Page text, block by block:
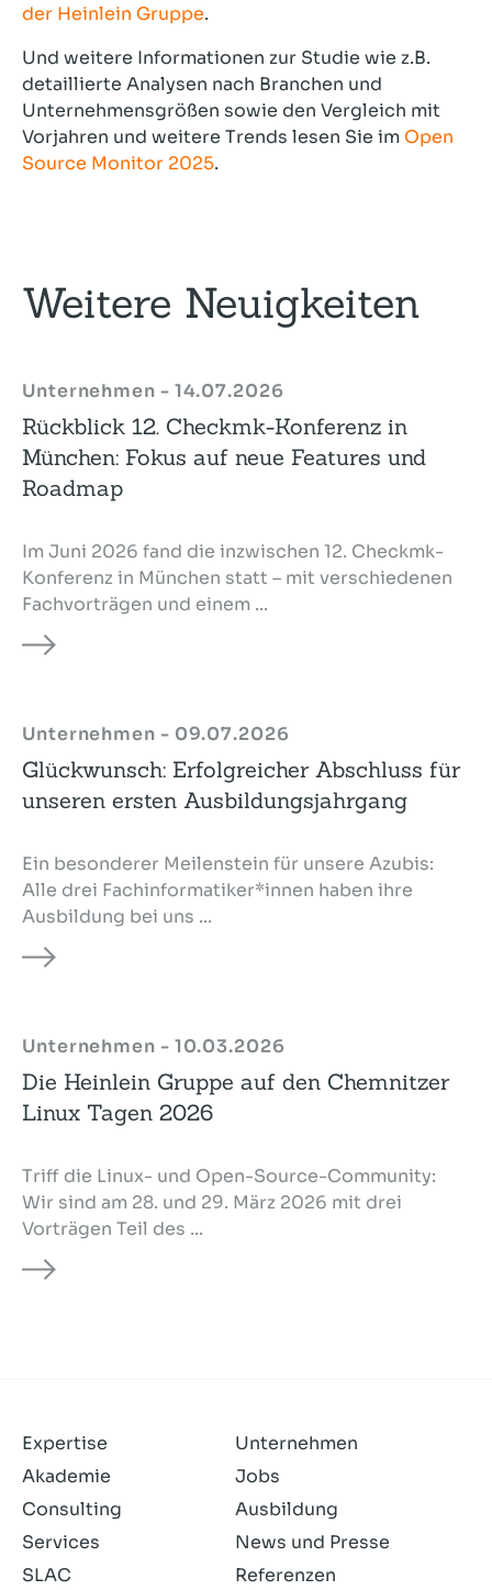
der Heinlein Gruppe.
Und weitere Informationen zur Studie wie z.B.
detaillierte Analysen nach Branchen und
Unternehmensgrößen sowie den Vergleich mit
Vorjahren und weitere Trends lesen Sie im Open
Source Monitor 2025.
Weitere Neuigkeiten
Unternehmen - 14.07.2026
Rückblick 12. Checkmk-Konferenz in
München: Fokus auf neue Features und
Roadmap
Im Juni 2026 fand die inzwischen 12. Checkmk-
Konferenz in München statt – mit verschiedenen
Fachvorträgen und einem ...
Unternehmen - 09.07.2026
Glückwunsch: Erfolgreicher Abschluss für
unseren ersten Ausbildungsjahrgang
Ein besonderer Meilenstein für unsere Azubis:
Alle drei Fachinformatiker*innen haben ihre
Ausbildung bei uns ...
Unternehmen - 10.03.2026
Die Heinlein Gruppe auf den Chemnitzer
Linux Tagen 2026
Triff die Linux- und Open-Source-Community:
Wir sind am 28. und 29. März 2026 mit drei
Vorträgen Teil des ...
Expertise
Akademie
Consulting
Services
SLAC
Unternehmen
Jobs
Ausbildung
News und Presse
Referenzen